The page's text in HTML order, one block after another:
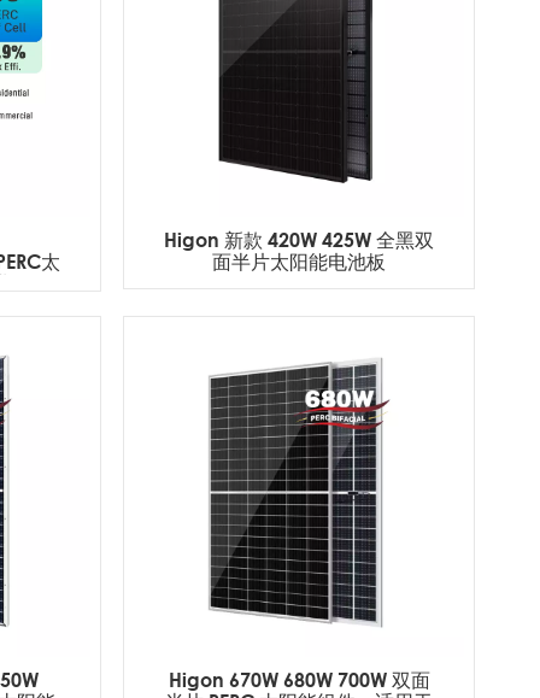
太
用途
Higon 新款 420W 425W 全黑双
面半片太阳能电池板
Higon 670W 680W 700W 双面